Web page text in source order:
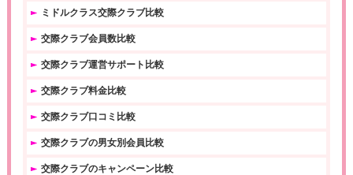
ミドルクラス交際クラブ比較
交際クラブ会員数比較
交際クラブ運営サポート比較
交際クラブ料金比較
交際クラブ口コミ比較
交際クラブの男女別会員比較
交際クラブのキャンペーン比較